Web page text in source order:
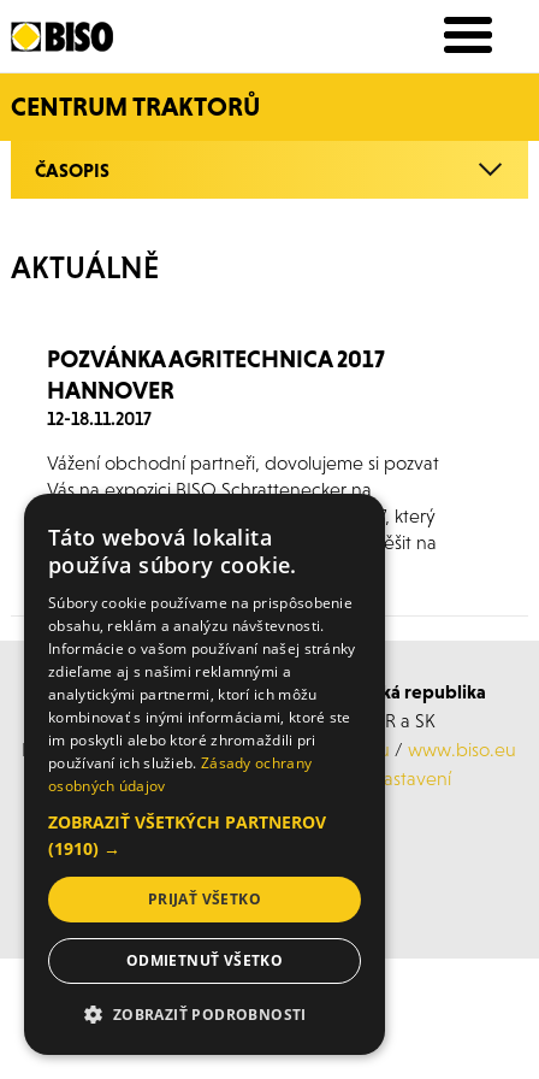
CENTRUM TRAKTORŮ
ČASOPIS
AKTUÁLNĚ
POZVÁNKA AGRITECHNICA 2017
HANNOVER
12-18.11.2017
Vážení obchodní partneři, dovolujeme si pozvat
Vás na expozici BISO Schrattenecker na
mezinárodním veletrhu Agritechnica 2017, který
se koná od 12 do 18.11.2017. Budeme se těšit na
Vaši návštěvu!
BISO SCHRATTENECKER Česká a Slovenská republika
Obchodní s servisní střediska po ČR a SK
Mobil: +420 606 183 360, Email:info@biso.eu /www.biso.eu
ochrana osobních údajů
/Cookies nastavení
Táto webová lokalita
používa súbory cookie.
Súbory cookie používame na prispôsobenie
obsahu, reklám a analýzu návštevnosti.
Informácie o vašom používaní našej stránky
zdieľame aj s našimi reklamnými a
analytickými partnermi, ktorí ich môžu
kombinovať s inými informáciami, ktoré ste
im poskytli alebo ktoré zhromaždili pri
používaní ich služieb. Zásady ochrany
osobných údajov
ZOBRAZIŤ VŠETKÝCH PARTNEROV
(1910) →
PRIJAŤ VŠETKO
ODMIETNUŤ VŠETKO
ZOBRAZIŤ PODROBNOSTI
NEVYHNUTNE POTREBNÉ